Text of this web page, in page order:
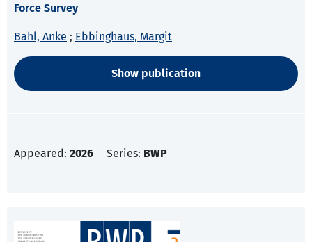
Force Survey
Bahl, Anke ; Ebbinghaus, Margit
Show publication
Appeared: 2026 Series: BWP